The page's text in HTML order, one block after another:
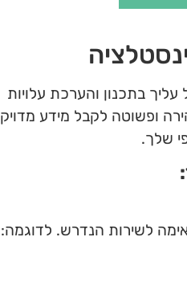
בתכנון והערכת עלויות
ופשוטה לקבל מידע מדויק
שלך.
לשירות הנדרש. לדוגמה: